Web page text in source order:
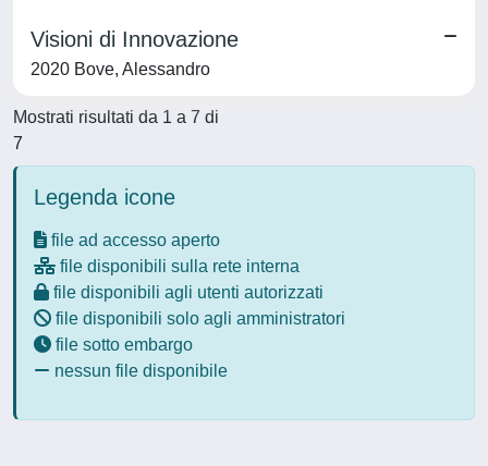
Visioni di Innovazione
2020 Bove, Alessandro
Mostrati risultati da 1 a 7 di
7
Legenda icone
file ad accesso aperto
file disponibili sulla rete interna
file disponibili agli utenti autorizzati
file disponibili solo agli amministratori
file sotto embargo
nessun file disponibile